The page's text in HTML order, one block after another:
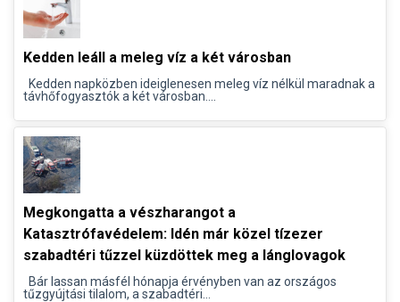
Kedden leáll a meleg víz a két városban
Kedden napközben ideiglenesen meleg víz nélkül maradnak a
távhőfogyasztók a két városban....
Megkongatta a vészharangot a
Katasztrófavédelem: Idén már közel tízezer
szabadtéri tűzzel küzdöttek meg a lánglovagok
Bár lassan másfél hónapja érvényben van az országos
tűzgyújtási tilalom, a szabadtéri...